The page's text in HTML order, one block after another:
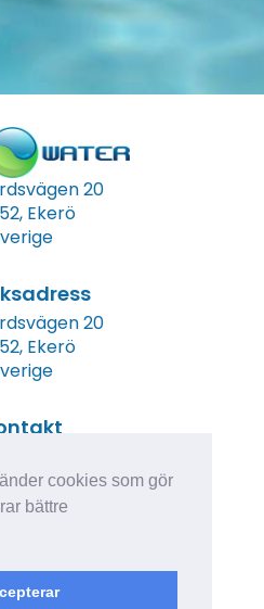
cookies som gör
bättre
20
Ekerö
20
Ekerö